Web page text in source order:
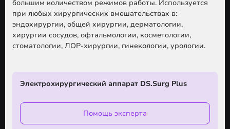
большим количеством режимов работы. Используется
при любых хирургических вмешательствах в:
эндохирургии, общей хирургии, дерматологии,
хирургии сосудов, офтальмологии, косметологии,
стоматологии, ЛОР-хирургии, гинекологии, урологии.
Электрохирургический аппарат DS.Surg Plus
Помощь эксперта